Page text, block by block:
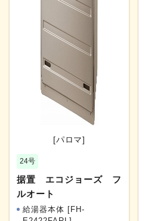
[パロマ]
24号
据置 エコジョーズ フ
ルオート
給湯器本体 [FH-